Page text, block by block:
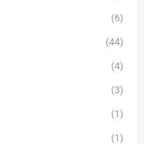
(6)
(44)
(4)
(3)
(1)
(1)